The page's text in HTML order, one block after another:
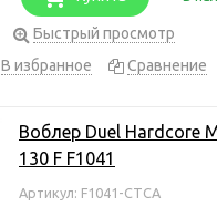
Быстрый просмотр
В избранное
Сравнение
Воблер Duel Hardcore
130 F F1041
Артикул: F1041-CTCA